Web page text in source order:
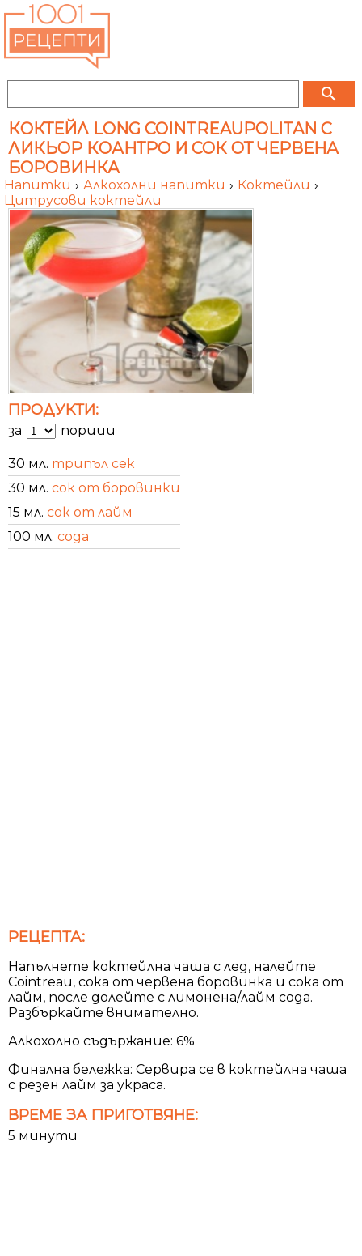
search
КОКТЕЙЛ LONG COINTREAUPOLITAN С
ЛИКЬОР КОАНТРО И СОК ОТ ЧЕРВЕНА
БОРОВИНКА
Напитки › Алкохолни напитки › Коктейли ›
Цитрусови коктейли
ПРОДУКТИ:
за порции
30 мл. трипъл сек
30 мл. сок от боровинки
15 мл. сок от лайм
100 мл. сода
РЕЦЕПТА:
Напълнете коктейлна чаша с лед, налейте
Cointreau, сока от червена боровинка и сока от
лайм, после долейте с лимонена/лайм сода.
Разбъркайте внимателно.
Алкохолно съдържание: 6%
Финална бележка: Сервира се в коктейлна чаша
с резен лайм за украса.
ВРЕМЕ ЗА ПРИГОТВЯНЕ:
5 минути